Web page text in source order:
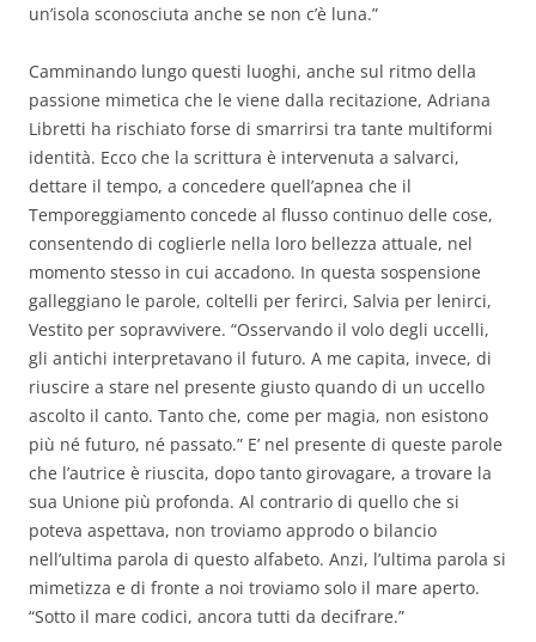
un’isola sconosciuta anche se non c’è luna.”
Camminando lungo questi luoghi, anche sul ritmo della
passione mimetica che le viene dalla recitazione, Adriana
Libretti ha rischiato forse di smarrirsi tra tante multiformi
identità. Ecco che la scrittura è intervenuta a salvarci,
dettare il tempo, a concedere quell’apnea che il
Temporeggiamento concede al flusso continuo delle cose,
consentendo di coglierle nella loro bellezza attuale, nel
momento stesso in cui accadono. In questa sospensione
galleggiano le parole, coltelli per ferirci, Salvia per lenirci,
Vestito per sopravvivere. “Osservando il volo degli uccelli,
gli antichi interpretavano il futuro. A me capita, invece, di
riuscire a stare nel presente giusto quando di un uccello
ascolto il canto. Tanto che, come per magia, non esistono
più né futuro, né passato.” E’ nel presente di queste parole
che l’autrice è riuscita, dopo tanto girovagare, a trovare la
sua Unione più profonda. Al contrario di quello che si
poteva aspettava, non troviamo approdo o bilancio
nell’ultima parola di questo alfabeto. Anzi, l’ultima parola si
mimetizza e di fronte a noi troviamo solo il mare aperto.
“Sotto il mare codici, ancora tutti da decifrare.”